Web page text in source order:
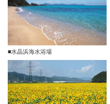
■水晶浜海水浴場